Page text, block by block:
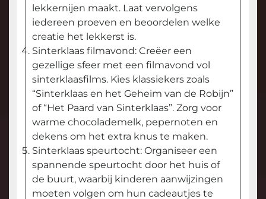
lekkernijen maakt. Laat vervolgens
iedereen proeven en beoordelen welke
creatie het lekkerst is.
Sinterklaas filmavond: Creëer een
gezellige sfeer met een filmavond vol
sinterklaasfilms. Kies klassiekers zoals
“Sinterklaas en het Geheim van de Robijn”
of “Het Paard van Sinterklaas”. Zorg voor
warme chocolademelk, pepernoten en
dekens om het extra knus te maken.
Sinterklaas speurtocht: Organiseer een
spannende speurtocht door het huis of
de buurt, waarbij kinderen aanwijzingen
moeten volgen om hun cadeautjes te